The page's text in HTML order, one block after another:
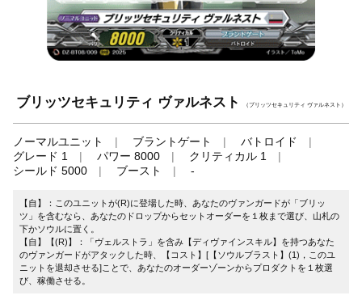
ブリッツセキュリティ ヴァルネスト （ブリッツセキュリティ ヴァルネスト）
ノーマルユニット ブラントゲート
バトロイド
グレード 1
パワー 8000
クリティカル 1
シールド 5000
ブースト -
【自】：このユニットが(R)に登場した時、あなたのヴァンガードが「ブリッ
ツ」を含むなら、あなたのドロップからセットオーダーを１枚まで選び、山札の
下かソウルに置く。
【自】【(R)】：「ヴェルストラ」を含み【ディヴァインスキル】を持つあなた
のヴァンガードがアタックした時、【コスト】[【ソウルブラスト】(1)，このユ
ニットを退却させる]ことで、あなたのオーダーゾーンからプロダクトを１枚選
び、稼働させる。